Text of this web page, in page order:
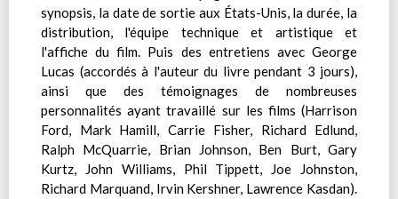
synopsis, la date de sortie aux États-Unis, la durée, la
distribution, l'équipe technique et artistique et
l'affiche du film. Puis des entretiens avec George
Lucas (accordés à l'auteur du livre pendant 3 jours),
ainsi que des témoignages de nombreuses
personnalités ayant travaillé sur les films (Harrison
Ford, Mark Hamill, Carrie Fisher, Richard Edlund,
Ralph McQuarrie, Brian Johnson, Ben Burt, Gary
Kurtz, John Williams, Phil Tippett, Joe Johnston,
Richard Marquand, Irvin Kershner, Lawrence Kasdan).